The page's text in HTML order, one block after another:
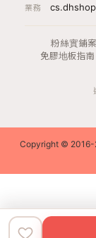
業務
粉絲實鋪
免膠地板指南
Copyright © 2016-